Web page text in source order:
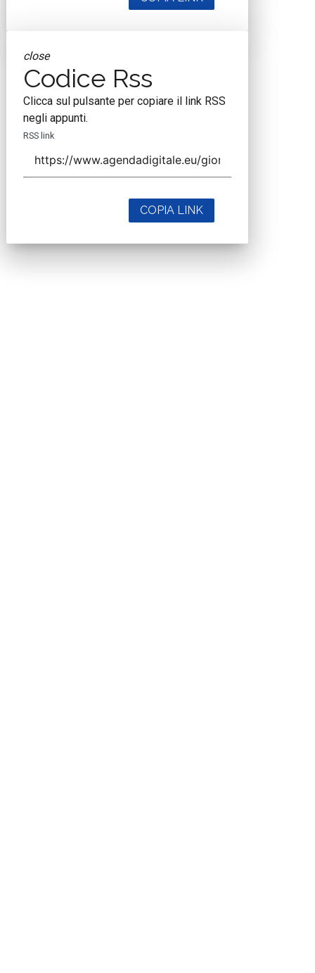
close
Codice Rss
Clicca sul pulsante per copiare il link RSS
negli appunti.
RSS link
COPIA LINK